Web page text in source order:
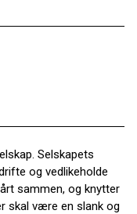
Selskapets
og vedlikeholde
sammen, og knytter
skal være en slank og